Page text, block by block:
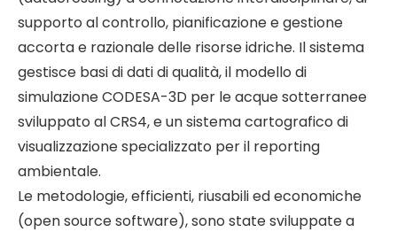
supporto al controllo, pianificazione e gestione
accorta e razionale delle risorse idriche. Il sistema
gestisce basi di dati di qualità, il modello di
simulazione CODESA-3D per le acque sotterranee
sviluppato al CRS4, e un sistema cartografico di
visualizzazione specializzato per il reporting
ambientale.
Le metodologie, efficienti, riusabili ed economiche
(open source software), sono state sviluppate a